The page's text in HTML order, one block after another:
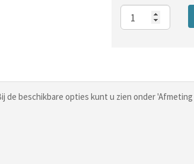
Aantal
de beschikbare opties kunt u zien onder 'Afmeting